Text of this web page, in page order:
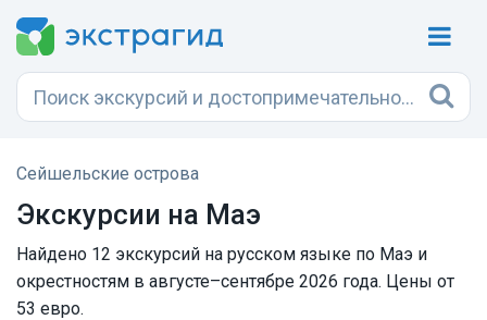
Сейшельские острова
Экскурсии на Маэ
Найдено 12 экскурсий на русском языке по Маэ и
окрестностям в августе–сентябре 2026 года. Цены от
53 евро.